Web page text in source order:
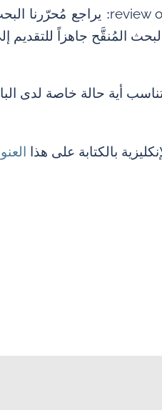
review: يراجع مُحرّرنا
المُنقَّح جاهزاً للتقديم
أية حالة خاصة لدى
بالكتابة على هذا